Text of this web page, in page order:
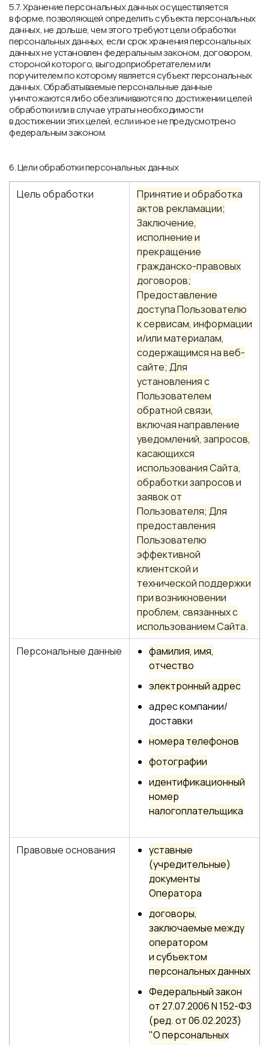
5.7. Хранение персональных данных осуществляется
в форме, позволяющей определить субъекта персональных
данных, не дольше, чем этого требуют цели обработки
персональных данных, если срок хранения персональных
данных не установлен федеральным законом, договором,
стороной которого, выгодоприобретателем или
поручителем по которому является субъект персональных
данных. Обрабатываемые персональные данные
уничтожаются либо обезличиваются по достижении целей
обработки или в случае утраты необходимости
в достижении этих целей, если иное не предусмотрено
федеральным законом.
6. Цели обработки персональных данных
Цель обработки
Принятие и обработка
актов рекламации;
Заключение,
исполнение и
прекращение
гражданско-правовых
договоров;
Предоставление
доступа Пользователю
к сервисам, информации
и/или материалам,
содержащимся на веб-
сайте; Для
установления с
Пользователем
обратной связи,
включая направление
уведомлений, запросов,
касающихся
использования Сайта,
обработки запросов и
заявок от
Пользователя; Для
предоставления
Пользователю
эффективной
клиентской и
технической поддержки
при возникновении
проблем, связанных с
использованием Сайта.
Персональные данные
фамилия, имя,
отчество
электронный адрес
адрес компании/
доставки
номера телефонов
фотографии
идентификационный
номер
налогоплательщика
Правовые основания
уставные
(учредительные)
документы
Оператора
договоры,
заключаемые между
оператором
и субъектом
персональных данных
Федеральный закон
от 27.07.2006 N 152-ФЗ
(ред. от 06.02.2023)
"О персональных